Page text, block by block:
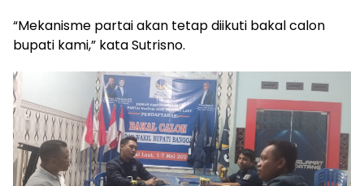
“Mekanisme partai akan tetap diikuti bakal calon
bupati kami,” kata Sutrisno.